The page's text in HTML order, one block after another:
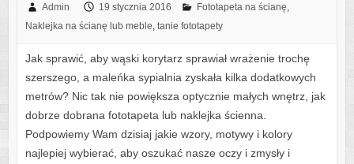
Admin 19 stycznia 2016 Fototapeta na ścianę,
Naklejka na ścianę lub meble, tanie fototapety
Jak sprawić, aby wąski korytarz sprawiał wrażenie trochę
szerszego, a maleńka sypialnia zyskała kilka dodatkowych
metrów? Nic tak nie powiększa optycznie małych wnętrz, jak
dobrze dobrana fototapeta lub naklejka ścienna.
Podpowiemy Wam dzisiaj jakie wzory, motywy i kolory
najlepiej wybierać, aby oszukać nasze oczy i zmysły i